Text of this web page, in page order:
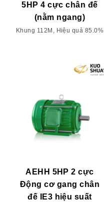
5HP 4 cực chân đế
(nằm ngang)
Khung 112M, Hiệu quả 85.0%
AEHH 5HP 2 cực
Động cơ gang chân
đế IE3 hiệu suất